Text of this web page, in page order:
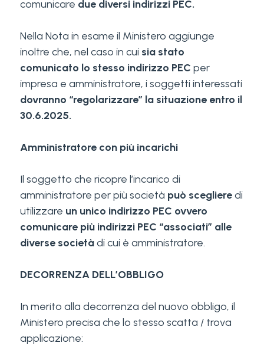
comunicare due diversi indirizzi PEC.
Nella Nota in esame il Ministero aggiunge
inoltre che, nel caso in cui sia stato
comunicato lo stesso indirizzo PEC per
impresa e amministratore, i soggetti interessati
dovranno “regolarizzare” la situazione entro il
30.6.2025.
Amministratore con più incarichi
Il soggetto che ricopre l’incarico di
amministratore per più società può sceglieredi
utilizzare un unico indirizzo PEC ovvero
comunicare più indirizzi PEC “associati” alle
diverse societàdi cui è amministratore.
DECORRENZA DELL’OBBLIGO
In merito alla decorrenza del nuovo obbligo, il
Ministero precisa che lo stesso scatta / trova
applicazione: